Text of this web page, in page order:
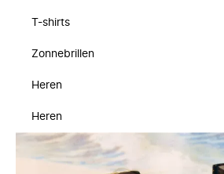
T-shirts
Zonnebrillen
Heren
Heren